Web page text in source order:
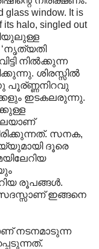
glass window. It is
its halo, singled out
നില്‍ക്കുന്ന
ശിരസ്സില്‍
പൂര്ണ്ണനിറവു
ഇടകലരുന്നു.
സനക,
ദൂരെ
രൂപങ്ങള്‍.
സദസ്സാണ് ഇങ്ങനെ
നടനമാടുന്ന